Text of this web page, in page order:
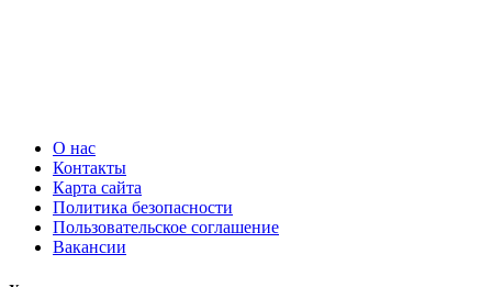
О нас
Контакты
Карта сайта
Политика безопасности
Пользовательское соглашение
Вакансии